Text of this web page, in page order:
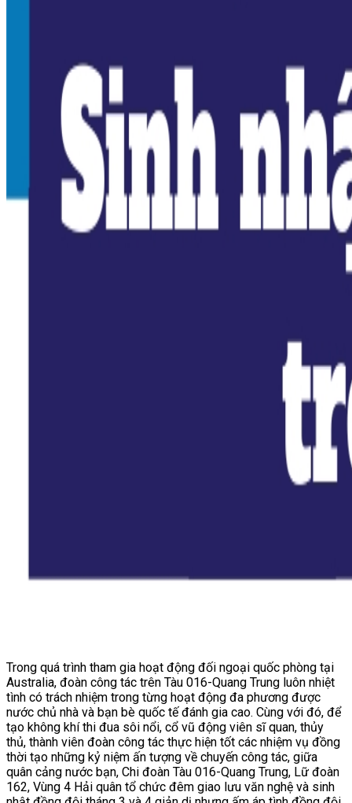
Trong quá trình tham gia hoạt động đối ngoại quốc phòng tại
Australia, đoàn công tác trên Tàu 016-Quang Trung luôn nhiệt
tình có trách nhiệm trong từng hoạt động đa phương được
nước chủ nhà và bạn bè quốc tế đánh gia cao. Cùng với đó, để
tạo không khí thi đua sôi nổi, cổ vũ động viên sĩ quan, thủy
thủ, thành viên đoàn công tác thực hiện tốt các nhiệm vụ đồng
thời tạo những kỷ niệm ấn tượng về chuyến công tác, giữa
quân cảng nước bạn, Chi đoàn Tàu 016-Quang Trung, Lữ đoàn
162, Vùng 4 Hải quân tổ chức đêm giao lưu văn nghệ và sinh